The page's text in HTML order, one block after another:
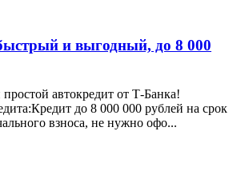
и выгодный, до 8 000
автокредит от Т-Банка!
до 8 000 000 рублей на срок
взноса, не нужно офо...